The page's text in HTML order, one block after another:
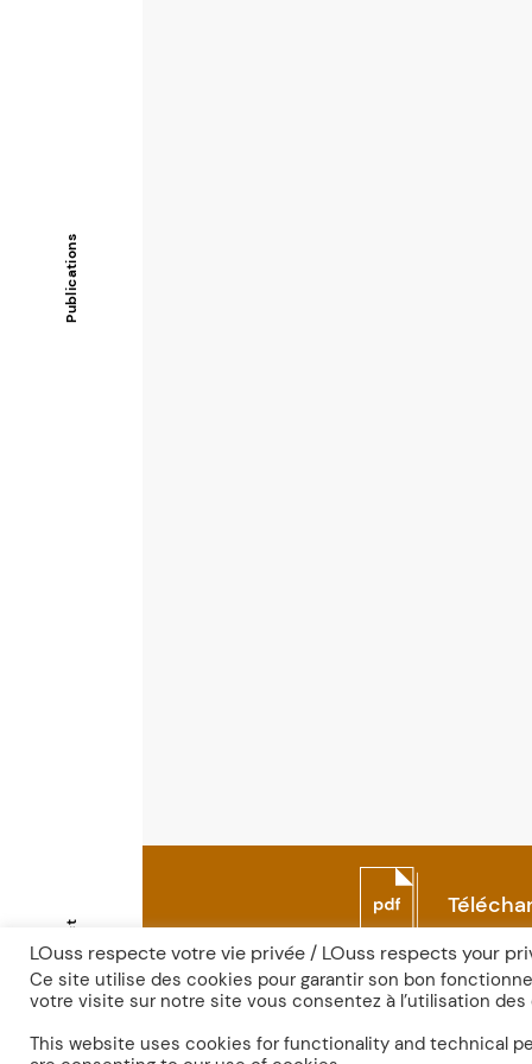
Publications
Contact
Fr En
LOuss respecte votre vie privée / LOuss respects your
Ce site utilise des cookies pour garantir son bon
votre visite sur notre site vous consentez à l’utilisation des
This website uses cookies for functionality and technical